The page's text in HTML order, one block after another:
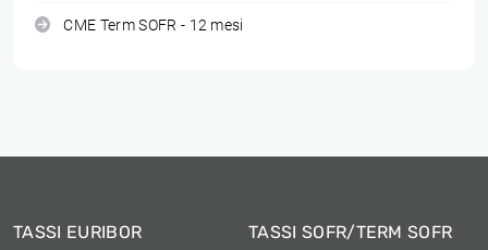
CME Term SOFR - 12 mesi
TASSI EURIBOR TASSI SOFR/TERM SOFR